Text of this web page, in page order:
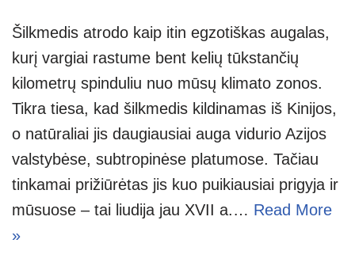
Šilkmedis atrodo kaip itin egzotiškas augalas,
kurį vargiai rastume bent kelių tūkstančių
kilometrų spinduliu nuo mūsų klimato zonos.
Tikra tiesa, kad šilkmedis kildinamas iš Kinijos,
o natūraliai jis daugiausiai auga vidurio Azijos
valstybėse, subtropinėse platumose. Tačiau
tinkamai prižiūrėtas jis kuo puikiausiai prigyja ir
mūsuose – tai liudija jau XVII a.… Read More
»